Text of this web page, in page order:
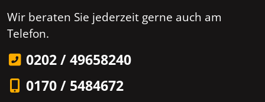
Wir beraten Sie jederzeit gerne auch am
Telefon.
0202 / 49658240
0170 / 5484672